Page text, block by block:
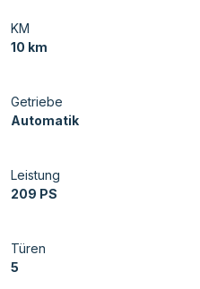
KM
10 km
Getriebe
Automatik
Leistung
209 PS
Türen
5